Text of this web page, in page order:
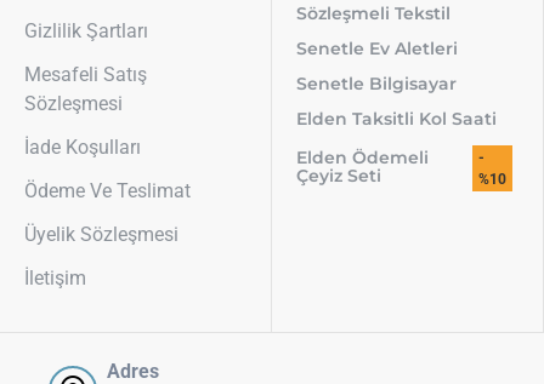
Gizlilik Şartları
Mesafeli Satış
Sözleşmesi
İade Koşulları
Ödeme Ve Teslimat
Üyelik Sözleşmesi
İletişim
Sözleşmeli Tekstil
Senetle Ev Aletleri
Senetle Bilgisayar
Elden Taksitli Kol Saati
Elden Ödemeli
Çeyiz Seti
-
%10
Adres